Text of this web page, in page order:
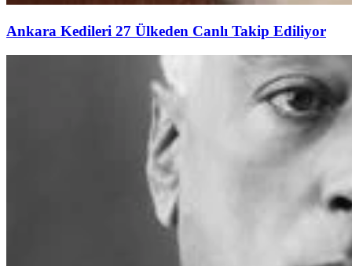
Ankara Kedileri 27 Ülkeden Canlı Takip Ediliyor